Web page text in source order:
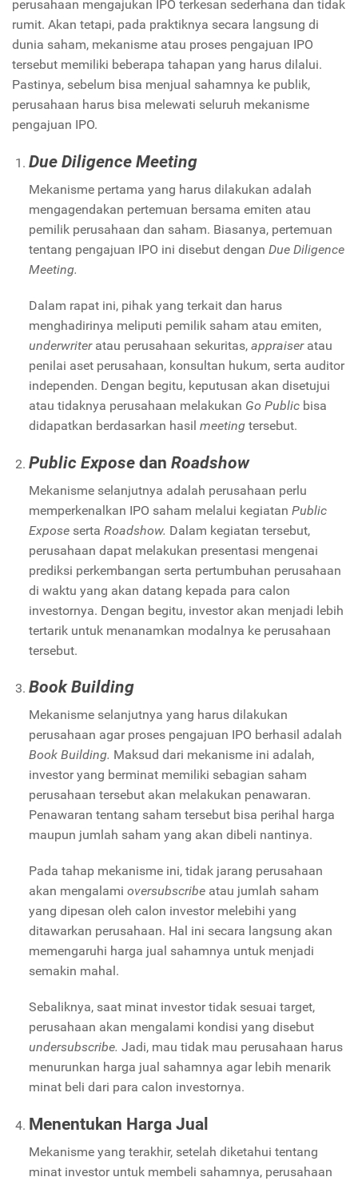
perusahaan mengajukan IPO terkesan sederhana dan tidak
rumit. Akan tetapi, pada praktiknya secara langsung di
dunia saham, mekanisme atau proses pengajuan IPO
tersebut memiliki beberapa tahapan yang harus dilalui.
Pastinya, sebelum bisa menjual sahamnya ke publik,
perusahaan harus bisa melewati seluruh mekanisme
pengajuan IPO.
Due Diligence Meeting
Mekanisme pertama yang harus dilakukan adalah
mengagendakan pertemuan bersama emiten atau
pemilik perusahaan dan saham. Biasanya, pertemuan
tentang pengajuan IPO ini disebut dengan Due Diligence
Meeting.
Dalam rapat ini, pihak yang terkait dan harus
menghadirinya meliputi pemilik saham atau emiten,
underwriter atau perusahaan sekuritas, appraiser atau
penilai aset perusahaan, konsultan hukum, serta auditor
independen. Dengan begitu, keputusan akan disetujui
atau tidaknya perusahaan melakukan Go Public bisa
didapatkan berdasarkan hasil meeting tersebut.
Public Expose dan Roadshow
Mekanisme selanjutnya adalah perusahaan perlu
memperkenalkan IPO saham melalui kegiatan Public
Expose serta Roadshow. Dalam kegiatan tersebut,
perusahaan dapat melakukan presentasi mengenai
prediksi perkembangan serta pertumbuhan perusahaan
di waktu yang akan datang kepada para calon
investornya. Dengan begitu, investor akan menjadi lebih
tertarik untuk menanamkan modalnya ke perusahaan
tersebut.
Book Building
Mekanisme selanjutnya yang harus dilakukan
perusahaan agar proses pengajuan IPO berhasil adalah
Book Building. Maksud dari mekanisme ini adalah,
investor yang berminat memiliki sebagian saham
perusahaan tersebut akan melakukan penawaran.
Penawaran tentang saham tersebut bisa perihal harga
maupun jumlah saham yang akan dibeli nantinya.
Pada tahap mekanisme ini, tidak jarang perusahaan
akan mengalami oversubscribe atau jumlah saham
yang dipesan oleh calon investor melebihi yang
ditawarkan perusahaan. Hal ini secara langsung akan
memengaruhi harga jual sahamnya untuk menjadi
semakin mahal.
Sebaliknya, saat minat investor tidak sesuai target,
perusahaan akan mengalami kondisi yang disebut
undersubscribe. Jadi, mau tidak mau perusahaan harus
menurunkan harga jual sahamnya agar lebih menarik
minat beli dari para calon investornya.
Menentukan Harga Jual
Mekanisme yang terakhir, setelah diketahui tentang
minat investor untuk membeli sahamnya, perusahaan